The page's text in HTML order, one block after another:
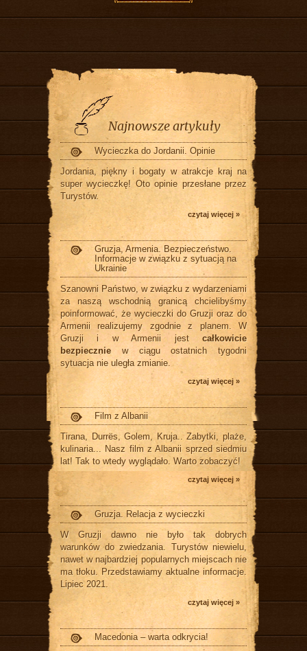
Najnowsze artykuły
Wycieczka do Jordanii. Opinie
Jordania, piękny i bogaty w atrakcje kraj na
super wycieczkę! Oto opinie przesłane przez
Turystów.
czytaj więcej »
Gruzja, Armenia. Bezpieczeństwo.
Informacje w związku z sytuacją na
Ukrainie
Szanowni Państwo, w związku z wydarzeniami
za naszą wschodnią granicą chcielibyśmy
poinformować, że wycieczki do Gruzji oraz do
Armenii realizujemy zgodnie z planem. W
Gruzji i w Armenii jest całkowicie
bezpiecznie w ciągu ostatnich tygodni
sytuacja nie uległa zmianie.
czytaj więcej »
Film z Albanii
Tirana, Durrës, Golem, Kruja.. Zabytki, plaże,
kulinaria... Nasz film z Albanii sprzed siedmiu
lat! Tak to wtedy wyglądało. Warto zobaczyć!
czytaj więcej »
Gruzja. Relacja z wycieczki
W Gruzji dawno nie było tak dobrych
warunków do zwiedzania. Turystów niewielu,
nawet w najbardziej popularnych miejscach nie
ma tłoku. Przedstawiamy aktualne informacje.
Lipiec 2021.
czytaj więcej »
Macedonia – warta odkrycia!